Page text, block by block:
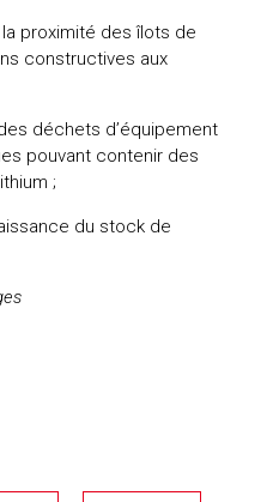
proximité des îlots de
constructives aux
déchets d’équipement
pouvant contenir des
;
du stock de